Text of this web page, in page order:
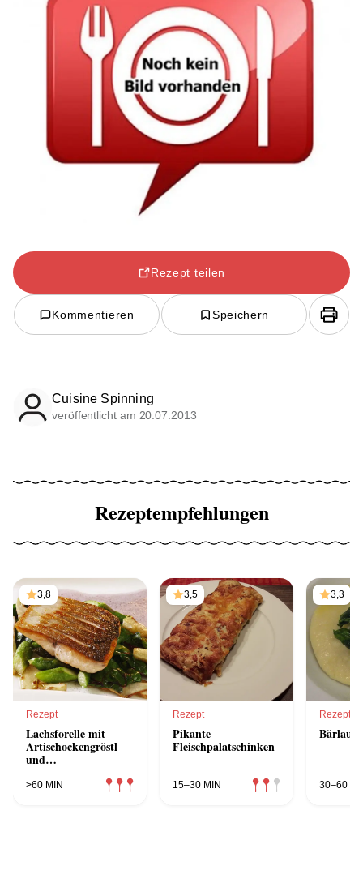
Rezept teilen
Kommentieren Speichern
Cuisine Spinning
veröffentlicht am 20.07.2013
Rezeptempfehlungen
3,8
Rezept
Lachsforelle mit
Artischockengröstl
und
>60 MIN
3,5
Rezept
Pikante
Fleischpalatschinken
15–30 MIN
3,3
Rezept
30–60